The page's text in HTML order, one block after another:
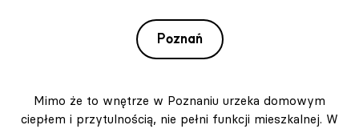
Poznań
Mimo że to wnętrze w Poznaniu urzeka domowym
ciepłem i przytulnością, nie pełni funkcji mieszkalnej. W